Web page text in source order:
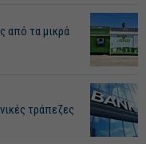
από τα μικρά
τράπεζες